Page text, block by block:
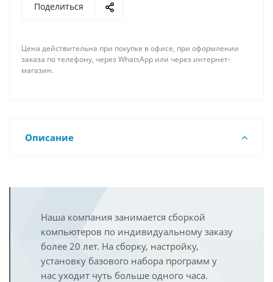
Поделиться
Цена действительна при покупке в офисе, при оформлении
заказа по телефону, через WhatsApp или через интернет-
магазин.
Описание
Наша компания занимается сборкой
компьютеров по индивидуальному заказу
более 20 лет. На сборку, настройку,
установку базового набора программ у
нас уходит чуть больше одного часа.